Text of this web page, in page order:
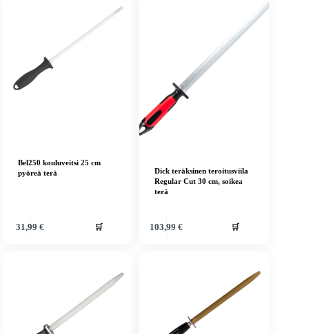
Bel250 kouluveitsi 25 cm
pyöreä terä
31,99 € 🛒
Dick teräksinen teroitusviila
Regular Cut 30 cm, soikea
terä
103,99€ 🛒